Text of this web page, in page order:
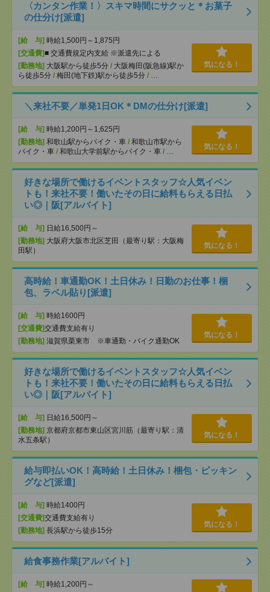
〈カンタン作業！〉スキマ時間にサクッと＊お菓子
の仕分け[派遣]
[給 与] 時給1,500円～1,875円
[交通費]■ 交通費規定内支給 ※派遣先による
[勤務地] 大阪駅から徒歩5分 / 大阪梅田(阪急線)駅か
ら徒歩5分 / 梅田(地下鉄)駅から徒歩5分 / …
気になる！
＼来社不要／単発1日OK＊DMの仕分け[派遣]
[給 与] 時給1,200円～1,625円
[勤務地] 和歌山駅からバイク・車 / 和歌山市駅から
バイク・車 / 和歌山大学前駅からバイク・車 / …
気になる！
好きな場所で働けるイベントスタッフ☆人気イベン
トも！来社不要！働いたその日に給料もらえる日払
い◎｜阪[アルバイト]
[給 与] 日給16,500円～
[勤務地] 大阪府大阪市北区芝田（最寄り駅：大阪梅
田駅）
気になる！
高時給！車通勤OK！土日休み！日勤のお仕事！梱
包、ラベル貼り[派遣]
[給 与] 時給1600円
[交通費]交通費支給有り
[勤務地] 滋賀県栗東市 ※車通勤・バイク通勤OK
気になる！
好きな場所で働けるイベントスタッフ☆人気イベン
トも！来社不要！働いたその日に給料もらえる日払
い◎｜阪[アルバイト]
[給 与] 日給16,500円～
[勤務地] 京都府京都市東山区宮川筋（最寄り駅：清
水五条駅）
気になる！
給与即払いOK！高時給！土日休み！梱包・ピッキン
グなど[派遣]
[給 与] 時給1400円
[交通費]交通費支給有り
[勤務地] 長浜駅から徒歩15分
気になる！
給食事務作業[アルバイト]
[給 与] 時給1,200円～